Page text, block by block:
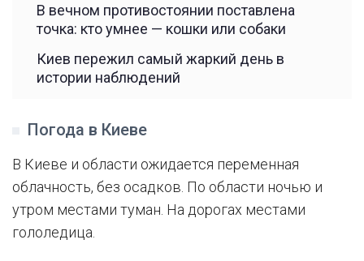
В вечном противостоянии поставлена
точка: кто умнее — кошки или собаки
Киев пережил самый жаркий день в
истории наблюдений
Погода в Киеве
В Киеве и области ожидается переменная
облачность, без осадков. По области ночью и
утром местами туман. На дорогах местами
гололедица.